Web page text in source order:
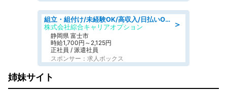
＞
組立・組付け/未経験OK/高収入/日払いOK/交替制/20・30・40代活躍中
株式会社綜合キャリアオプション
静岡県 富士市
時給1,700円～2,125円
正社員 / 派遣社員
スポンサー：求人ボックス
姉妹サイト